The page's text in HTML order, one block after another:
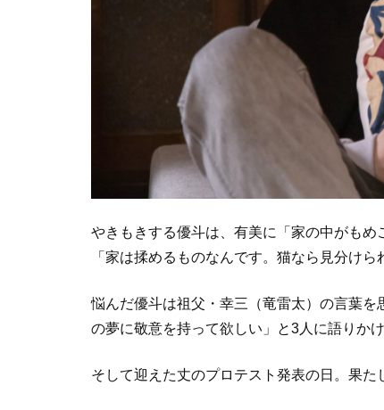
やきもきする優斗は、有美に「家の中がも
「家は揉めるものなんです。猫なら見分けら
悩んだ優斗は祖父・幸三（竜雷太）の言葉
の夢に敬意を持って欲しい」と3人に語りか
そして迎えた丈のプロテスト発表の日。果